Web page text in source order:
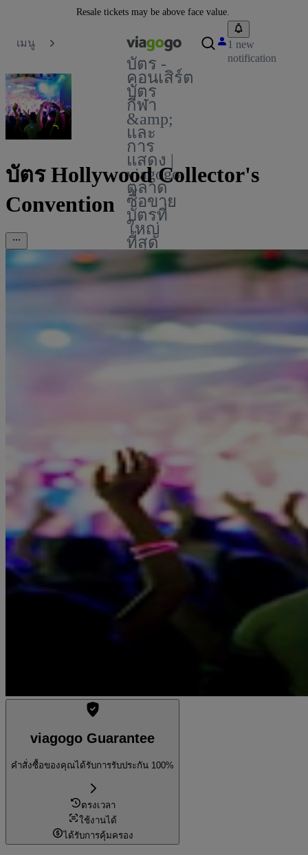
Resale tickets may be above face value.
เมนู
บัตร -
คอนเสิร์ต
บัตร
กีฬา
&amp;
และ
การ
แสดง |
viagogo
ตลาด
ซื้อขาย
บัตรที่
ใหญ่
ที่สุด
1 new
notification
บัตร Hollywood Collector's
Convention
viagogo Guarantee
คำสั่งซื้อของคุณได้รับการรับประกัน 100%
ตรงเวลา
ใช้งานได้
ได้รับการคุ้มครอง